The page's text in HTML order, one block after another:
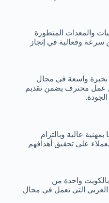
واسعة في مجال
عمل محترف يضمن تقديم
والمعدات المتطورة
سرعة وفعالية في إنجاز
عالية وبالتزام
على تحقيق أهدافهم
واحدة من
التي تعمل في مجال